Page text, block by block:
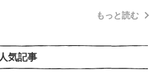
もっと読む
人気記事